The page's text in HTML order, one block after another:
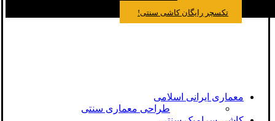
تکسچر رایگان کاشی سنتی!
معماری ایرانی اسلامی
طراحی معماری سنتی